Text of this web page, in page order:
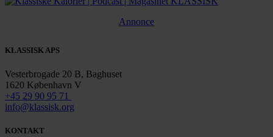
Annonce
KLASSISK APS
Vesterbrogade 20 B, Baghuset
1620 København V
+45 29 90 95 71
info@klassisk.org
KONTAKT